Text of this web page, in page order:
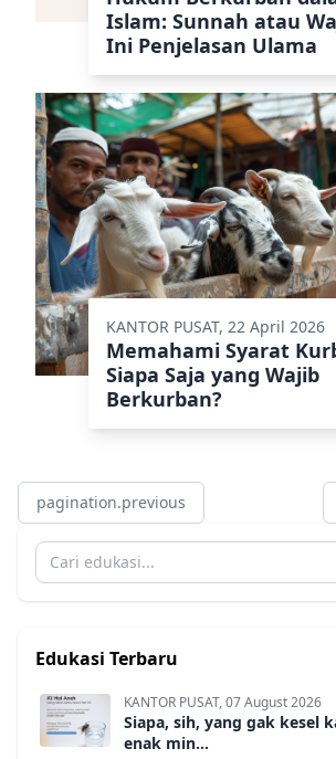
Islam: Sunnah atau
Ini Penjelasan Ulama
KANTOR PUSAT, 22 April 2026
Memahami Syarat
Siapa Saja yang Wajib
Berkurban?
pagination.previous
Edukasi Terbaru
KANTOR PUSAT, 07 August 2026
Siapa, sih, yang gak kesel
enak min...